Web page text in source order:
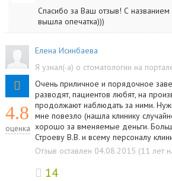
Спасибо за Ваш отзыв! С названием
вышла опечатка)))
4.8
оценка
Елена Исинбаева
Я узнал(-а) о стоматологии на
Очень приличное и порядочное
разводят, пациентов любят, на
продолжают наблюдать за ними.
мне повезло (нашла клинику
хорошо за вменяемые деньги.
Строеву В.В. и всему персоналу
Отзыв оставлен 04.08.2015 (11 лет
14